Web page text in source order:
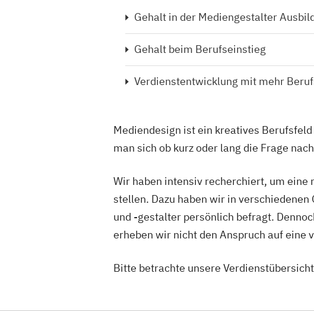
Gehalt in der Mediengestalter
Gehalt beim Berufseinstieg
Verdienstentwicklung mit mehr
Mediendesign ist ein kreatives
man sich ob kurz oder lang die Frage
Wir haben intensiv recherchiert, um
stellen. Dazu haben wir in
und -gestalter persönlich befragt.
erheben wir nicht den Anspruch auf eine
Bitte betrachte unsere